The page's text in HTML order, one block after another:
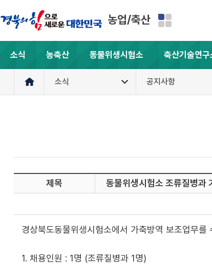
농업/축산
소식 농축산 동물위생시험소 축산기술연구
소식 공지사항
제목
동물위생시험소 조류질병과
경상북도동물위생시험소에서 가축방역 보조업무
1. 채용인원 : 1명 (조류질병과 1명)